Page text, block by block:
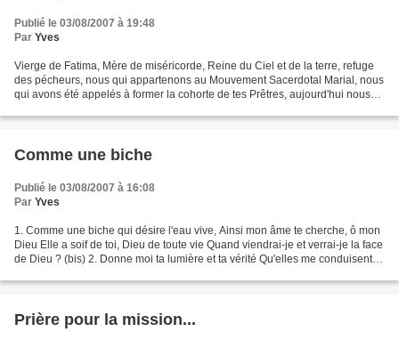
Publié le 03/08/2007 à 19:48
Par Yves
Vierge de Fatima, Mère de miséricorde, Reine du Ciel et de la terre, refuge
des pécheurs, nous qui appartenons au Mouvement Sacerdotal Marial, nous
qui avons été appelés à former la cohorte de tes Prêtres, aujourd'hui nous
Comme une biche
Publié le 03/08/2007 à 16:08
Par Yves
1. Comme une biche qui désire l'eau vive, Ainsi mon âme te cherche, ô mon
Dieu Elle a soif de toi, Dieu de toute vie Quand viendrai-je et verrai-je la face
de Dieu ? (bis) 2. Donne moi ta lumière et ta vérité Qu'elles me conduisent
Prière pour la mission...